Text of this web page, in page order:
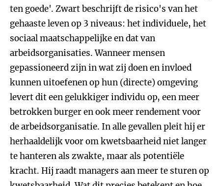
ten goede'. Zwart beschrijft de risico's van het
gehaaste leven op 3 niveaus: het individuele, het
sociaal maatschappelijke en dat van
arbeidsorganisaties. Wanneer mensen
gepassioneerd zijn in wat zij doen en invloed
kunnen uitoefenen op hun (directe) omgeving
levert dit een gelukkiger individu op, een meer
betrokken burger en ook meer rendement voor
de arbeidsorganisatie. In alle gevallen pleit hij er
herhaaldelijk voor om kwetsbaarheid niet langer
te hanteren als zwakte, maar als potentiële
kracht. Hij raadt managers aan meer te sturen op